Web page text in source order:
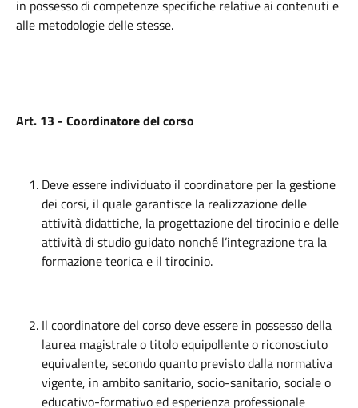
in possesso di competenze specifiche relative ai contenuti e
alle metodologie delle stesse.
Art. 13 - Coordinatore del corso
Deve essere individuato il coordinatore per la gestione
dei corsi, il quale garantisce la realizzazione delle
attività didattiche, la progettazione del tirocinio e delle
attività di studio guidato nonché l’integrazione tra la
formazione teorica e il tirocinio.
Il coordinatore del corso deve essere in possesso della
laurea magistrale o titolo equipollente o riconosciuto
equivalente, secondo quanto previsto dalla normativa
vigente, in ambito sanitario, socio-sanitario, sociale o
educativo-formativo ed esperienza professionale